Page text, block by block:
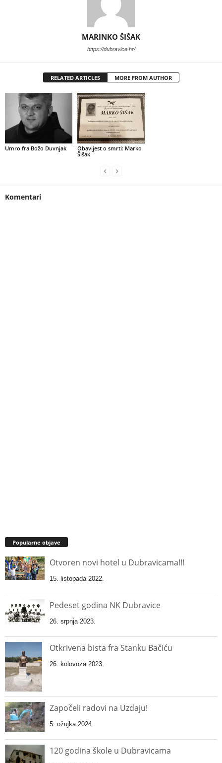
MARINKO ŠIŠAK
https://dubravice.hr/
RELATED ARTICLES MORE FROM AUTHOR
Umro fra Božo Duvnjak
Obavijest o smrti: Marko
Šišak
Komentari
Popularne objave
Otvoren novi hotel u Dubravicama!!!
15. listopada 2022.
Pedeset godina NK Dubravice
26. srpnja 2023.
Otkrivena bista fra Stanku Bačiću
26. kolovoza 2023.
Započeli radovi na Uzdaju!
5. ožujka 2024.
120 godina škole u Dubravicama